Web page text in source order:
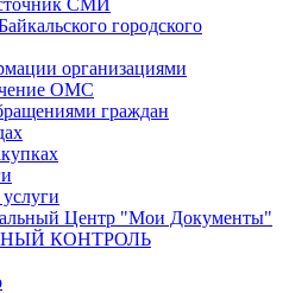
СМИ
городского
организациями
ОМС
граждан
Центр "Мои Документы"
КОНТРОЛЬ